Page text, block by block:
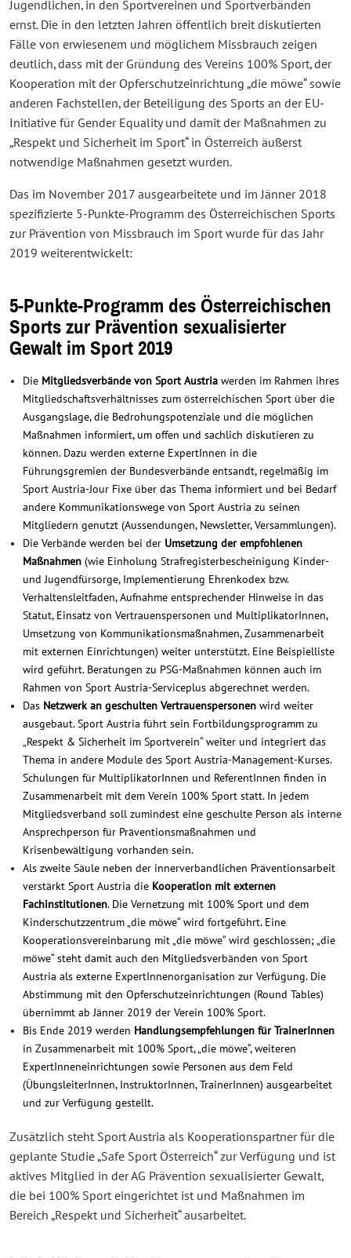
Jugendlichen, in den Sportvereinen und Sportverbänden
ernst. Die in den letzten Jahren öffentlich breit diskutierten
Fälle von erwiesenem und möglichem Missbrauch zeigen
deutlich, dass mit der Gründung des Vereins 100% Sport, der
Kooperation mit der Opferschutzeinrichtung „die möwe“ sowie
anderen Fachstellen, der Beteiligung des Sports an der EU-
Initiative für Gender Equality und damit der Maßnahmen zu
„Respekt und Sicherheit im Sport“ in Österreich äußerst
notwendige Maßnahmen gesetzt wurden.
Das im November 2017 ausgearbeitete und im Jänner 2018
spezifizierte 5-Punkte-Programm des Österreichischen Sports
zur Prävention von Missbrauch im Sport wurde für das Jahr
2019 weiterentwickelt:
5-Punkte-Programm des Österreichischen
Sports zur Prävention sexualisierter
Gewalt im Sport 2019
Die Mitgliedsverbände von Sport Austria werden im Rahmen ihres
Mitgliedschaftsverhältnisses zum österreichischen Sport über die
Ausgangslage, die Bedrohungspotenziale und die möglichen
Maßnahmen informiert, um offen und sachlich diskutieren zu
können. Dazu werden externe ExpertInnen in die
Führungsgremien der Bundesverbände entsandt, regelmäßig im
Sport Austria-Jour Fixe über das Thema informiert und bei Bedarf
andere Kommunikationswege von Sport Austria zu seinen
Mitgliedern genutzt (Aussendungen, Newsletter, Versammlungen).
Die Verbände werden bei der Umsetzung der empfohlenen
Maßnahmen (wie Einholung Strafregisterbescheinigung Kinder-
und Jugendfürsorge, Implementierung Ehrenkodex bzw.
Verhaltensleitfaden, Aufnahme entsprechender Hinweise in das
Statut, Einsatz von Vertrauenspersonen und MultiplikatorInnen,
Umsetzung von Kommunikationsmaßnahmen, Zusammenarbeit
mit externen Einrichtungen) weiter unterstützt. Eine Beispielliste
wird geführt. Beratungen zu PSG-Maßnahmen können auch im
Rahmen von Sport Austria-Serviceplus abgerechnet werden.
Das Netzwerk an geschulten Vertrauenspersonen wird weiter
ausgebaut. Sport Austria führt sein Fortbildungsprogramm zu
„Respekt & Sicherheit im Sportverein“ weiter und integriert das
Thema in andere Module des Sport Austria-Management-Kurses.
Schulungen für MultiplikatorInnen und ReferentInnen finden in
Zusammenarbeit mit dem Verein 100% Sport statt. In jedem
Mitgliedsverband soll zumindest eine geschulte Person als interne
Ansprechperson für Präventionsmaßnahmen und
Krisenbewältigung vorhanden sein.
Als zweite Säule neben der innerverbandlichen Präventionsarbeit
verstärkt Sport Austria die Kooperation mit externen
Fachinstitutionen. Die Vernetzung mit 100% Sport und dem
Kinderschutzzentrum „die möwe“ wird fortgeführt. Eine
Kooperationsvereinbarung mit „die möwe“ wird geschlossen; „die
möwe“ steht damit auch den Mitgliedsverbänden von Sport
Austria als externe ExpertInnenorganisation zur Verfügung. Die
Abstimmung mit den Opferschutzeinrichtungen (Round Tables)
übernimmt ab Jänner 2019 der Verein 100% Sport.
Bis Ende 2019 werden Handlungsempfehlungen für TrainerInnen
in Zusammenarbeit mit 100% Sport, „die möwe“, weiteren
ExpertInneneinrichtungen sowie Personen aus dem Feld
(ÜbungsleiterInnen, InstruktorInnen, TrainerInnen) ausgearbeitet
und zur Verfügung gestellt.
Zusätzlich steht Sport Austria als Kooperationspartner für die
geplante Studie „Safe Sport Österreich“ zur Verfügung und ist
aktives Mitglied in der AG Prävention sexualisierter Gewalt,
die bei 100% Sport eingerichtet ist und Maßnahmen im
Bereich „Respekt und Sicherheit“ ausarbeitet.